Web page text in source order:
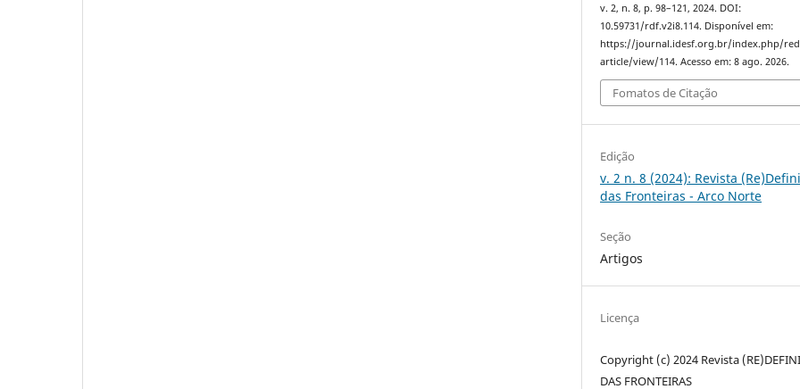
v. 2, n. 8, p. 98–121, 2024. DOI:
10.59731/rdf.v2i8.114. Disponível em:
https://journal.idesf.org.br/index.php/
article/view/114. Acesso em: 8 ago. 2026.
Fomatos de Citação
Edição
v. 2 n. 8 (2024): Revista
das Fronteiras - Arco Norte
Seção
Artigos
Licença
Copyright (c) 2024 Revista
DAS FRONTEIRAS